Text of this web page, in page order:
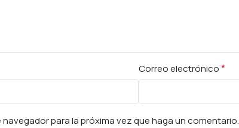
Correo electrónico*
para la próxima vez que haga un comentario.